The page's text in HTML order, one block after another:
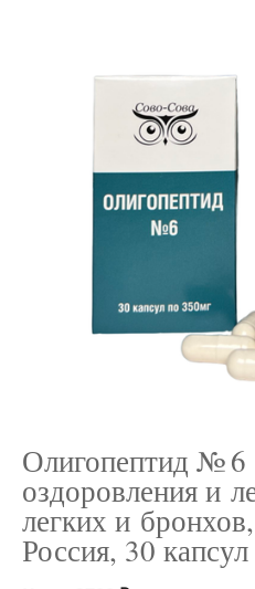
Олигопептид №
оздоровления и
легких и
Россия, 30